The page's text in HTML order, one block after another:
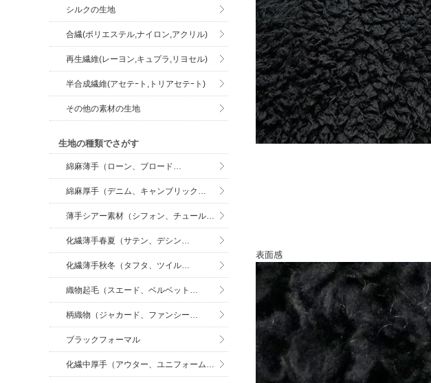
表面感
シルクの生地
合繊(ポリエステル,ナイロン,アクリル)
再生繊維(レーヨン,キュプラ,リヨセル)
半合成繊維(アセテｰト,トリアセテｰト)
その他の素材の生地
生地の種類でさがす
綿麻薄手（ローン、ブロード…
綿麻厚手（デニム、キャンブリック…
薄手シアー素材（シフォン、チュール…
化繊薄手春夏（サテン、デシン…
化繊薄手秋冬（タフタ、ツイル…
織物起毛（スエード、ベルベット…
柄織物（ジャカード、ファンシー…
ブラックフォーマル
化繊中厚手（アウター、ユニフォーム…